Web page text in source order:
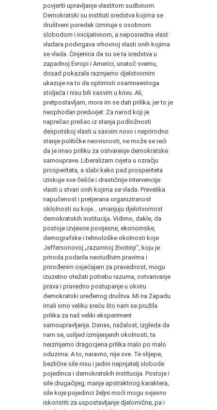
povjeriti upravljanje vlastitom sudbinom.
Demokratski su instituti sredstva kojima se
društveni poredak izmiruje s osobnom
slobodom i inicijativnom, a neposredna vlast
vladara podvrgava vrhovnoj vlasti onih kojima
se vlada. Činjenica da su se ta sredstva u
zapadnoj Evropi i Americi, unatoč svemu,
dosad pokazala razmjerno djelotvornim
ukazuje na to da optimisti osamnaestoga
stoljeća i nisu bili sasvim u krivu. Ali,
pretpostavljam, mora im se dati prilika; jer to je
neophodan preduvjet. Za narod koji je
naprečac prešao iz stanja podložnosti
despotskoj vlasti u sasvim novo i neprirodno
stanje političke neovisnosti, ne može se reći
da je imao priliku za ostvarenje demokratske
samouprave. Liberalizam cvjeta u ozračju
prosperiteta, a slabi kako pad prosperiteta
iziskuje sve češće i drastičnije intervencije
vlasti u stvari onih kojima se vlada. Prevelika
napučenost i pretjerana organiziranost
oklolnosti su koje... umanjuju djelotvornost
demokratskih institucija. Vidimo, dakle, da
postoje izvjesne povijesne, ekonomske,
demografske i tehnološke okolnosti koje
Jeffersonovoj „razumnoj životinji“, koju je
priroda podarila neotuđivim pravima i
prirođenim osjećajem za pravednost, mogu
izuzetno otežati potrebu razuma, ostvarivanje
prava i pravedno postupanje u okviru
demokratski uređenog društva. Mi na Zapadu
imali smo veliku sreću što nam se pružila
prilika za naš veliki eksperiment
samoupravljanja. Danas, nažalost, izgleda da
nam se, uslijed izmijenjenih okolnosti, ta
neizmjerno dragocjena prilika malo po malo
oduzima. A to, naravno, nije sve. Te slijepe,
bezlične sile nisu i jedini neprijatelj slobode
pojedinca i demokratskih institucija. Postoje i
sile drugačijeg, manje apstraktnog karaktera,
sile koje pojedinci željni moći mogu svjesno
iskoristiti za uspostavljanje djelomične, pa i